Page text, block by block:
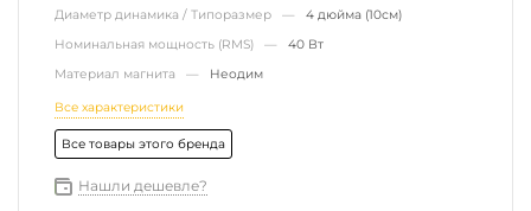
Диаметр динамика / Типоразмер — 4 дюйма (10см)
Номинальная мощность (RMS) — 40 Вт
Материал магнита — Неодим
Все характеристики
Все товары этого бренда
Нашли дешевле?